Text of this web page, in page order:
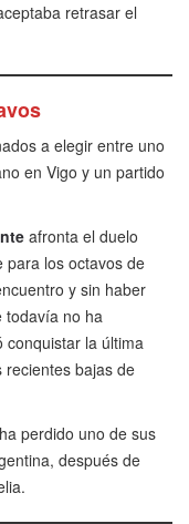
retrasar el
a elegir entre uno
en Vigo y un partido
afronta el duelo
para los octavos de
y sin haber
todavía no ha
conquistar la última
recientes bajas de
perdido uno de sus
después de